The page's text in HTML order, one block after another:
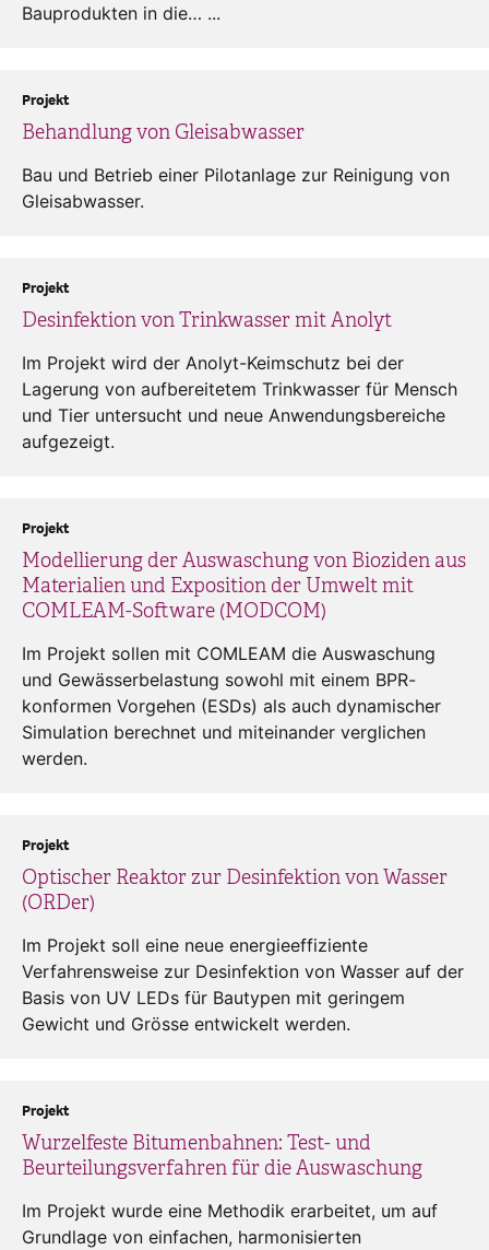
Bauprodukten in die… ...
Behandlung von Gleisabwasser
Projekt
Bau und Betrieb einer Pilotanlage zur Reinigung von
Gleisabwasser.
Desinfektion von Trinkwasser mit Anolyt
Projekt
Im Projekt wird der Anolyt-Keimschutz bei der
Lagerung von aufbereitetem Trinkwasser für Mensch
und Tier untersucht und neue Anwendungsbereiche
aufgezeigt.
Modellierung der Auswaschung von Bioziden aus
Materialien und Exposition der Umwelt mit
COMLEAM-Software (MODCOM)
Projekt
Im Projekt sollen mit COMLEAM die Auswaschung
und Gewässerbelastung sowohl mit einem BPR-
konformen Vorgehen (ESDs) als auch dynamischer
Simulation berechnet und miteinander verglichen
werden.
Optischer Reaktor zur Desinfektion von Wasser
(ORDer)
Projekt
Im Projekt soll eine neue energieeffiziente
Verfahrensweise zur Desinfektion von Wasser auf der
Basis von UV LEDs für Bautypen mit geringem
Gewicht und Grösse entwickelt werden.
Wurzelfeste Bitumenbahnen: Test- und
Beurteilungsverfahren für die Auswaschung
Projekt
Im Projekt wurde eine Methodik erarbeitet, um auf
Grundlage von einfachen, harmonisierten